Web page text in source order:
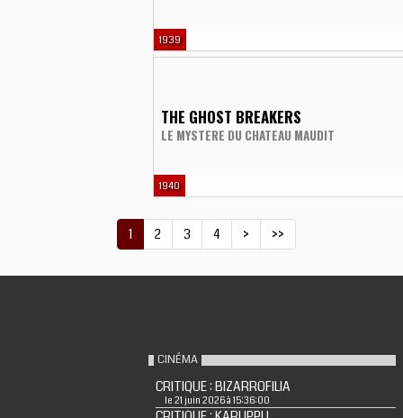
1939
THE GHOST BREAKERS
LE MYSTERE DU CHATEAU MAUDIT
1940
1 2 3 4 > >>
CINÉMA
CRITIQUE : BIZARROFILIA
le 21 juin 2026 à 15:36:00